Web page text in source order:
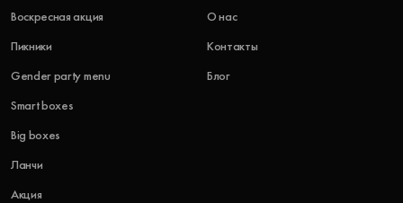
Воскресная акция
Пикники
Gender party menu
Smart boxes
Big boxes
Ланчи
Акция
О нас
Контакты
Блог